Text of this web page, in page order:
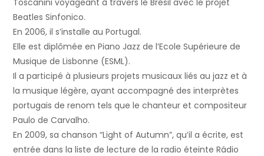
Beatles Sinfonico.
En 2006, il s’installe au Portugal.
Elle est diplômée en Piano Jazz de l’Ecole Supérieure de
Musique de Lisbonne (ESML).
Il a participé à plusieurs projets musicaux liés au jazz et à
la musique légère, ayant accompagné des interprètes
portugais de renom tels que le chanteur et compositeur
Paulo de Carvalho.
En 2009, sa chanson “Light of Autumn”, qu’il a écrite, est
entrée dans la liste de lecture de la radio éteinte Rádio